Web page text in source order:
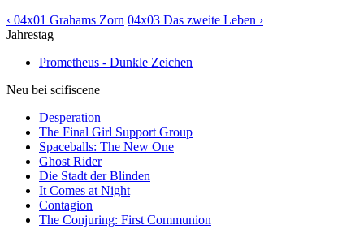
‹ 04x01 Grahams Zorn 04x03 Das zweite Leben ›
Jahrestag
Prometheus - Dunkle Zeichen
Neu bei scifiscene
Desperation
The Final Girl Support Group
Spaceballs: The New One
Ghost Rider
Die Stadt der Blinden
It Comes at Night
Contagion
The Conjuring: First Communion